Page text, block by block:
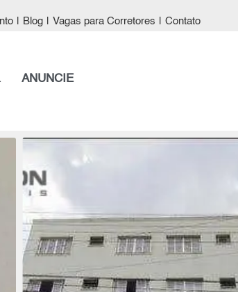
Blog Vagas para Corretores Contato
ANUNCIE